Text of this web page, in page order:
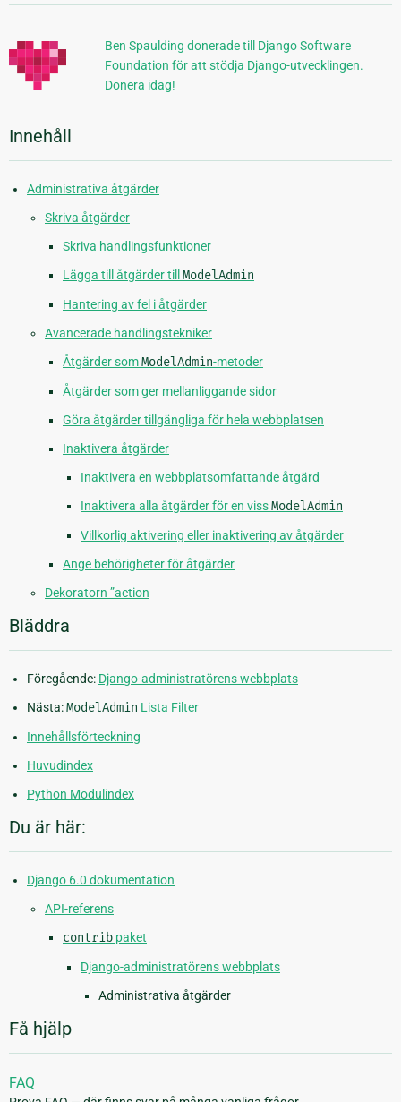
information
Ben Spaulding donerade till Django Software
Foundation för att stödja Django-utvecklingen.
Donera idag!
Innehåll
Administrativa åtgärder
Skriva åtgärder
Skriva handlingsfunktioner
Lägga till åtgärder tillModelAdmin
Hantering av fel i åtgärder
Avancerade handlingstekniker
Åtgärder somModelAdmin-metoder
Åtgärder som ger mellanliggande sidor
Göra åtgärder tillgängliga för hela webbplatsen
Inaktivera åtgärder
Inaktivera en webbplatsomfattande åtgärd
Inaktivera alla åtgärder för en vissModelAdmin
Villkorlig aktivering eller inaktivering av åtgärder
Ange behörigheter för åtgärder
Dekoratorn ”action
Bläddra
Föregående: Django-administratörens webbplats
Nästa:ModelAdmin Lista Filter
Innehållsförteckning
Huvudindex
Python Modulindex
Du är här:
Django 6.0 dokumentation
API-referens
contrib paket
Django-administratörens webbplats
Administrativa åtgärder
Få hjälp
FAQ